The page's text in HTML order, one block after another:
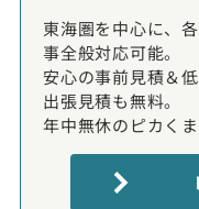
東海圏を中心に、
事全般対応可能。
安心の事前見積＆
出張見積も無料。
年中無休のピカく